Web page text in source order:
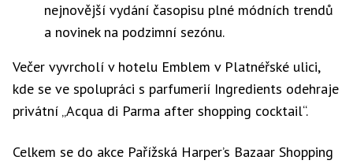
nejnovější vydání časopisu plné módních trendů
a novinek na podzimní sezónu.
Večer vyvrcholí v hotelu Emblem v Platnéřské ulici,
kde se ve spolupráci s parfumerií Ingredients odehraje
privátní „Acqua di Parma after shopping cocktail“.
Celkem se do akce Pařížská Harper’s Bazaar Shopping